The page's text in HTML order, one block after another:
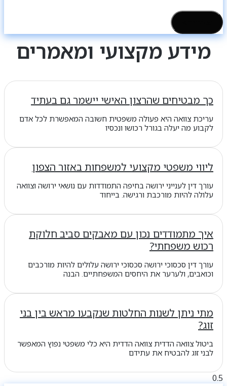
מידע מקצועי ומאמרים
כך מבטיחים שהרצון האישי יישמר גם בעתיד
עריכת צוואה היא פעולה משפטית חשובה המאפשרת לכל אדם
לקבוע מה יעלה בגורל רכושו ונכסיו
ליווי משפטי מקצועי למשפחות באזור הצפון
עורך דין לענייני ירושה בחיפה התמודדות עם נושאי ירושה וצוואה
עלולה להיות מורכבת ורגישה. בייחוד
איך מתמודדים נכון עם מאבקים סביב חלוקת
רכוש משפחתי?
עורך דין סכסוכי ירושה סכסוכי ירושה עלולים להיות מורכבים
וכואבים, ולערער את היחסים המשפחתיים. הבנה
מתי ניתן לשנות החלטות שנקבעו מראש בין בני
זוג?
ביטול צוואה הדדית צוואה הדדית היא כלי משפטי נפוץ המאפשר
לבני זוג להבטיח את עתידם